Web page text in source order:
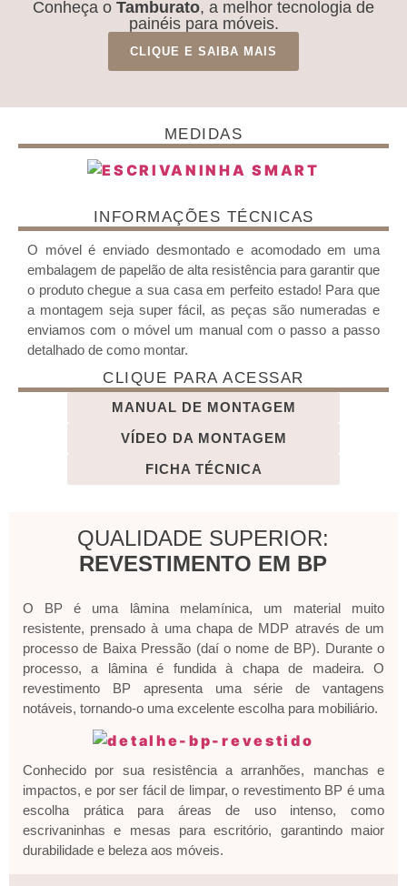
Conheça o Tamburato, a melhor tecnologia de
painéis para móveis.
CLIQUE E SAIBA MAIS
MEDIDAS
INFORMAÇÕES TÉCNICAS
O móvel é enviado desmontado e acomodado em uma
embalagem de papelão de alta resistência para garantir que
o produto chegue a sua casa em perfeito estado! Para que
a montagem seja super fácil, as peças são numeradas e
enviamos com o móvel um manual com o passo a passo
detalhado de como montar.
CLIQUE PARA ACESSAR
MANUAL DE MONTAGEM
VÍDEO DA MONTAGEM
FICHA TÉCNICA
QUALIDADE SUPERIOR:
REVESTIMENTO EM BP
O BP é uma lâmina melamínica, um material muito
resistente, prensado à uma chapa de MDP através de um
processo de Baixa Pressão (daí o nome de BP). Durante o
processo, a lâmina é fundida à chapa de madeira. O
revestimento BP apresenta uma série de vantagens
notáveis, tornando-o uma excelente escolha para mobiliário.
Conhecido por sua resistência a arranhões, manchas e
impactos, e por ser fácil de limpar, o revestimento BP é uma
escolha prática para áreas de uso intenso, como
escrivaninhas e mesas para escritório, garantindo maior
durabilidade e beleza aos móveis.